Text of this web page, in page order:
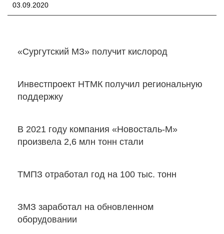
03.09.2020
«Сургутский МЗ» получит кислород
Инвестпроект НТМК получил региональную
поддержку
В 2021 году компания «Новосталь-М»
произвела 2,6 млн тонн стали
ТМПЗ отработал год на 100 тыс. тонн
ЗМЗ заработал на обновленном
оборудовании